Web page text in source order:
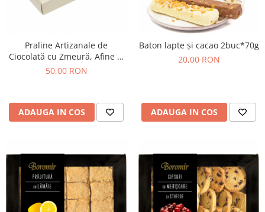
Cornulete fragede
Pasca Fresh
Cereale
Chifle
Colaci festivi
Covrigi de Buzau
Grisine
Crochete
Praline Artizanale de
Ciocolată cu Zmeură, Afine și
Cireașă amară 140g
50,00 RON
ADAUGA IN COS
Baton lapte și cacao 2buc*70g
20,00 RON
ADAUGA IN COS